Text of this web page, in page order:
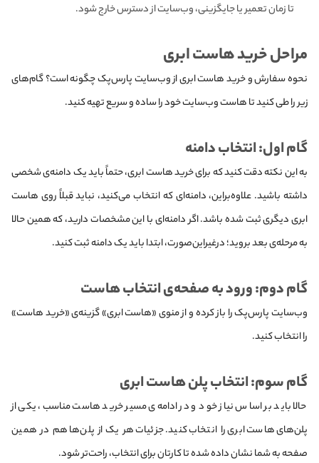
تا زمان تعمیر یا جایگزینی، وب‌سایت از دسترس خارج شود.
مراحل خرید هاست ابری
نحوه‌ سفارش و خرید هاست ابری از وب‌سایت پارس‌پک چگونه است؟ گام‌های
زیر را طی کنید تا هاست وب‌سایت خود را ساده و سریع تهیه کنید.
گام اول: انتخاب دامنه
به این نکته دقت کنید که برای خرید هاست ابری، حتماً باید یک دامنه‌ی شخصی
داشته باشید. علاوه‌بر‌این، دامنه‌ای که انتخاب می‌کنید، نباید قبلاً روی هاست
ابری دیگری ثبت شده باشد. اگر دامنه‌ای با این مشخصات دارید، که همین حالا
به مرحله‌ی بعد بروید؛ درغیراین‌صورت، ابتدا باید یک دامنه ثبت کنید.
گام دوم: ورود به صفحه‌ی انتخاب هاست
وب‌سایت پارس‌پک را باز کرده و از منوی «هاست ابری» گزینه‌ی «خرید هاست»
را انتخاب کنید.
گام سوم: انتخاب پلن هاست ابری
حالا باید بر اساس نیاز خود و در ادامه‌ی مسیر خرید هاست مناسب، یکی از
پلن‌های هاست ابری را انتخاب کنید. جزئیات هر یک از پلن‌ها هم در همین
صفحه به شما نشان داده شده تا کارتان برای انتخاب، راحت‌تر شود.